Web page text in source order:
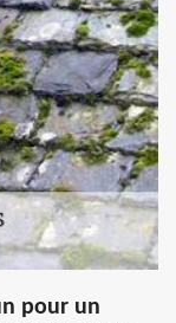
pour un